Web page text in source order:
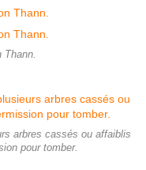
arbres cassés ou affaiblis
pour tomber.